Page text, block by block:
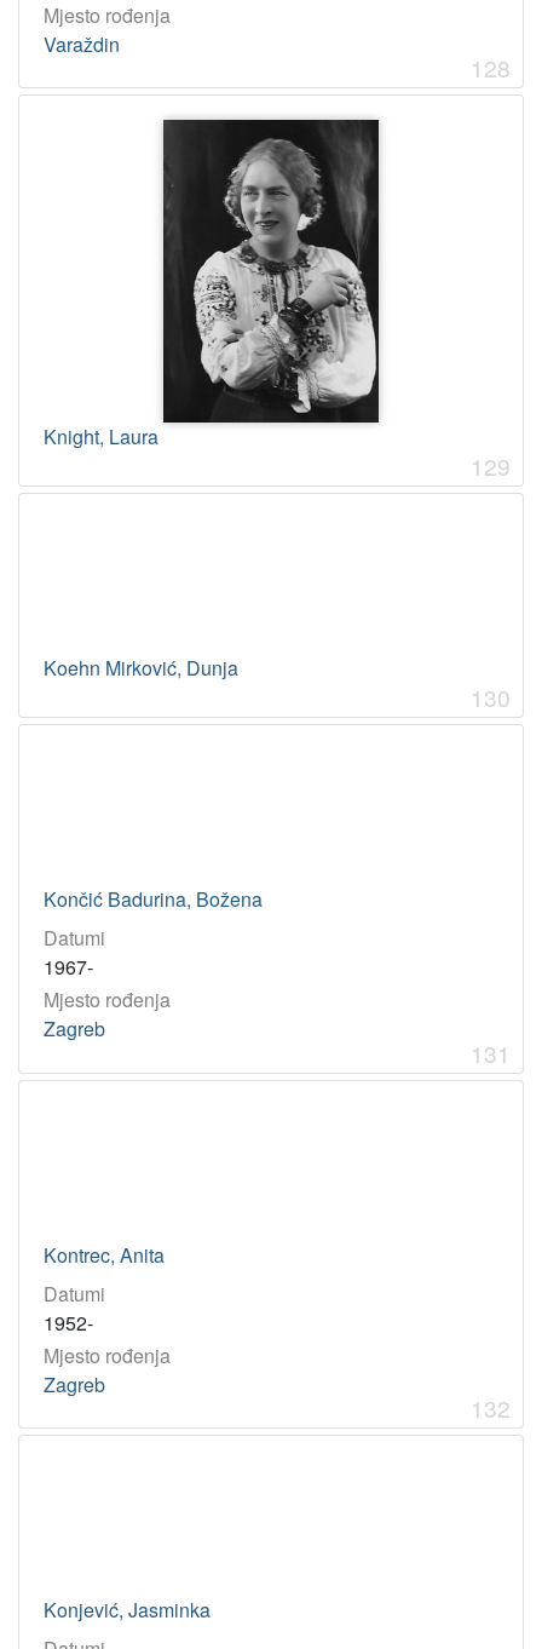
Mjesto rođenja
Varaždin
128
Knight, Laura
129
Koehn Mirković, Dunja
130
Končić Badurina, Božena
Datumi
1967-
Mjesto rođenja
Zagreb
131
Kontrec, Anita
Datumi
1952-
Mjesto rođenja
Zagreb
132
Konjević, Jasminka